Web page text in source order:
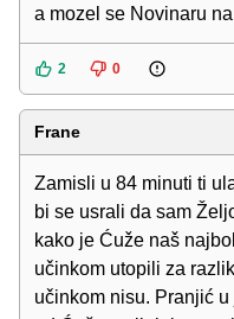
a mozel se Novinaru
2 0
Frane
Zamisli u 84 minuti ti
bi se usrali da sam
kako je Ćuže naš
učinkom utopili za
učinkom nisu. Pranjić